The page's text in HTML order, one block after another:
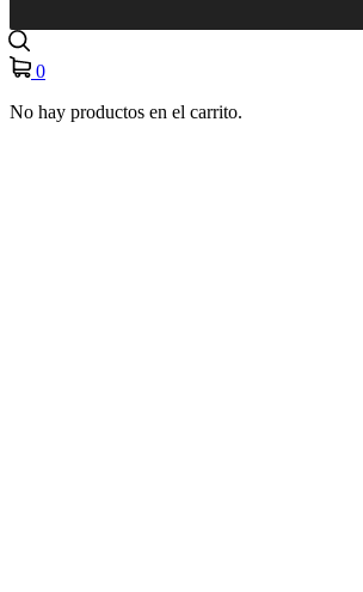
0
No hay productos en el carrito.